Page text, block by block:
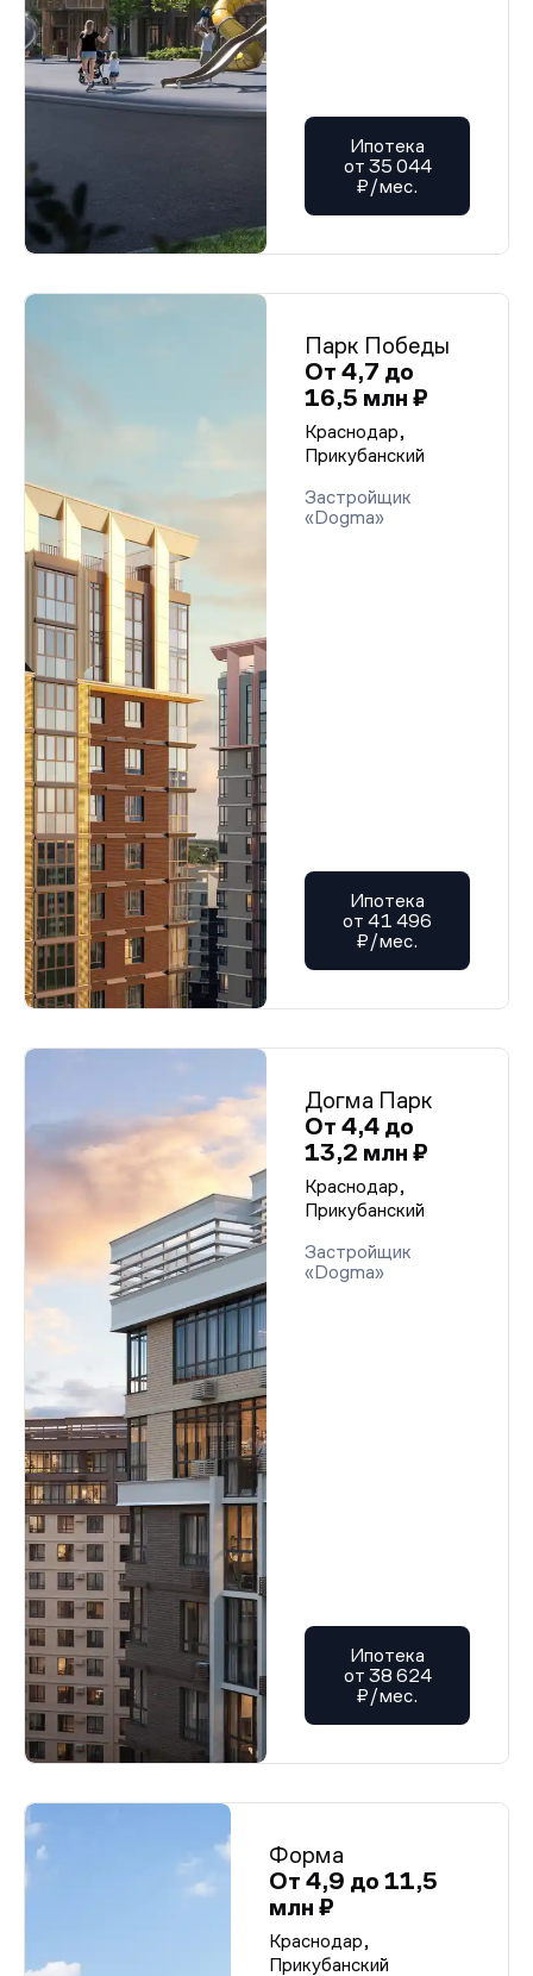
Ипотека
от 35 044
₽/мес.
Парк Победы
От 4,7 до
16,5 млн ₽
Краснодар,
Прикубанский
Застройщик
«Dogma»
Ипотека
от 41 496
₽/мес.
Догма Парк
От 4,4 до
13,2 млн ₽
Краснодар,
Прикубанский
Застройщик
«Dogma»
Ипотека
от 38 624
₽/мес.
Форма
От 4,9 до 11,5
млн ₽
Краснодар,
Прикубанский